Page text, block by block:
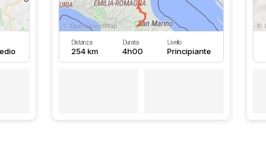
Distanza
254 km
Durata
4h00
Livello
Principiante